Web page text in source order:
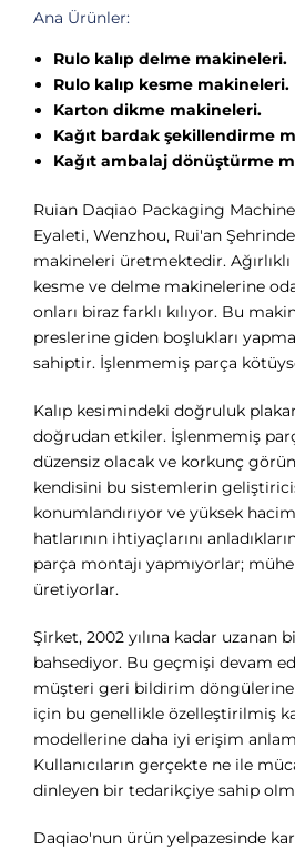
Ana Ürünler:
Rulo kalıp delme makineleri.
Rulo kalıp kesme makineleri.
Karton dikme makineleri.
Kağıt bardak şekillendirme
Kağıt ambalaj dönüştürme
Ruian Daqiao Packaging
Eyaleti, Wenzhou, Rui'an
makineleri üretmektedir.
kesme ve delme makinelerine
onları biraz farklı kılıyor. Bu
preslerine giden boşlukları
sahiptir. İşlenmemiş parça
Kalıp kesimindeki doğruluk
doğrudan etkiler. İşlenmemiş
düzensiz olacak ve korkunç
kendisini bu sistemlerin
konumlandırıyor ve yüksek
hatlarının ihtiyaçlarını
parça montajı yapmıyorlar;
üretiyorlar.
Şirket, 2002 yılına kadar uzanan
bahsediyor. Bu geçmişi devam
müşteri geri bildirim döngülerine
için bu genellikle özelleştirilmiş
modellerine daha iyi erişim
Kullanıcıların gerçekte ne ile
dinleyen bir tedarikçiye sahip
Daqiao'nun ürün yelpazesinde